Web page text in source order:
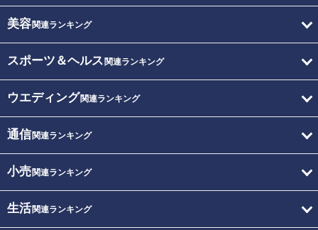
美容関連ランキング
スポーツ＆ヘルス 関連ランキング
ウエディング関連ランキング
通信関連ランキング
小売関連ランキング
生活関連ランキング